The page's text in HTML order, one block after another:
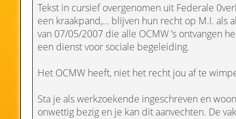
Tekst in cursief overgenomen uit Federale
een kraakpand,… blijven hun recht op M.I.
van 07/05/2007 die alle OCMW ’s ontvangen
een dienst voor sociale begeleiding.
Het OCMW heeft, niet het recht jou af te
Sta je als werkzoekende ingeschreven en
onwettig bezig en je kan dit aanvechten. De